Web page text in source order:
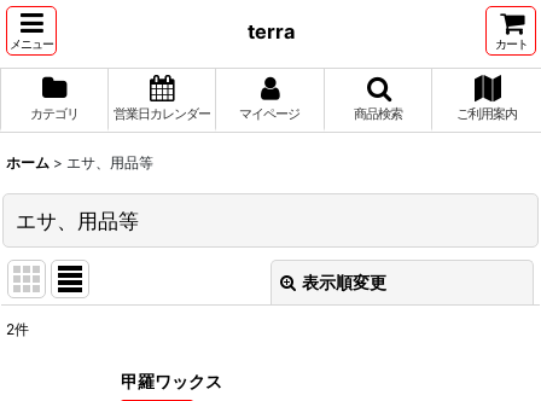
メニュー
terra
カート
カテゴリ 営業日カレンダー マイページ 商品検索 ご利用案内
ホーム > エサ、用品等
エサ、用品等
表示順変更
2件
甲羅ワックス